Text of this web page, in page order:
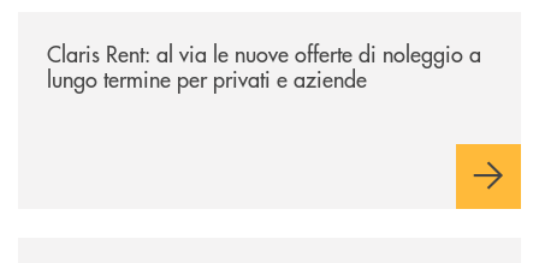
Claris Rent: al via le nuove offerte di noleggio a
lungo termine per privati e aziende